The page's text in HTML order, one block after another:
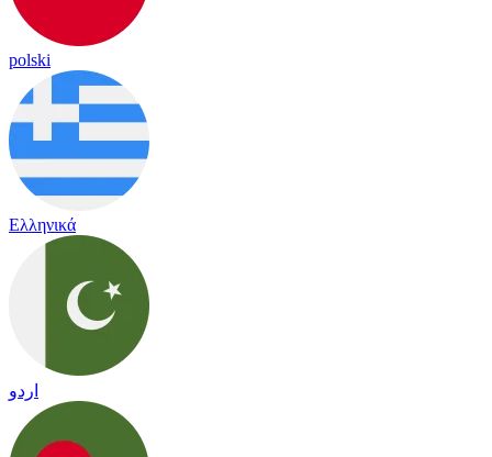
polski
Ελληνικά
اردو